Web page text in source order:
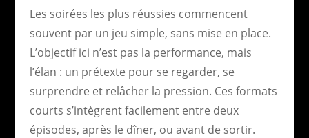
Les soirées les plus réussies commencent
souvent par un jeu simple, sans mise en place.
L’objectif ici n’est pas la performance, mais
l’élan : un prétexte pour se regarder, se
surprendre et relâcher la pression. Ces formats
courts s’intègrent facilement entre deux
épisodes, après le dîner, ou avant de sortir.